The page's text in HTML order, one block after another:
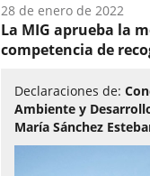
Fecha
del
audio:
28 de enero de 2022
La MIG aprueba la
competencia de
Declaraciones de:
Ambiente y
María Sánchez